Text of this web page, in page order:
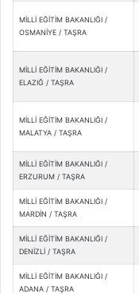
MİLLİ EĞİTİM BAKANLIĞI /
OSMANİYE / TAŞRA
MİLLİ EĞİTİM BAKANLIĞI /
ELAZIĞ / TAŞRA
MİLLİ EĞİTİM BAKANLIĞI /
MALATYA / TAŞRA
MİLLİ EĞİTİM BAKANLIĞI /
ERZURUM / TAŞRA
MİLLİ EĞİTİM BAKANLIĞI /
MARDİN / TAŞRA
MİLLİ EĞİTİM BAKANLIĞI /
DENİZLİ / TAŞRA
MİLLİ EĞİTİM BAKANLIĞI /
ADANA / TAŞRA